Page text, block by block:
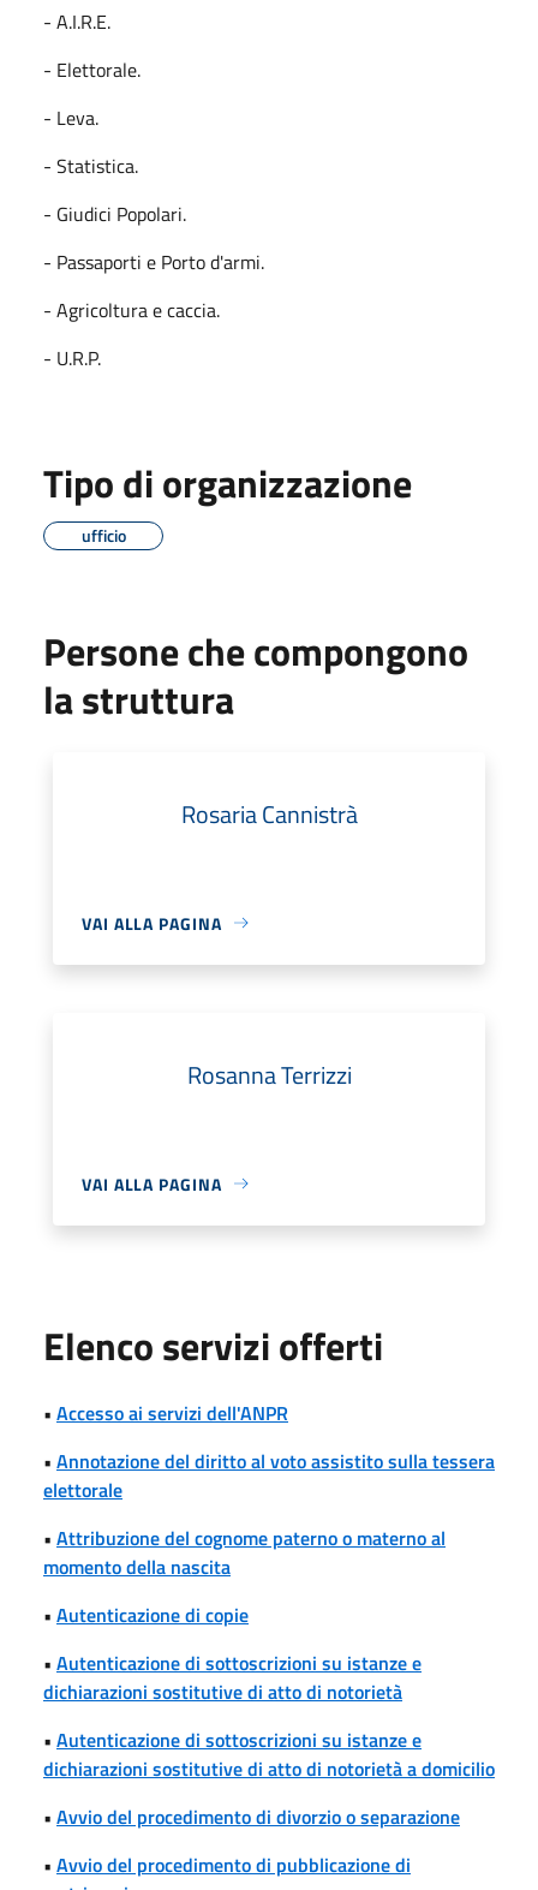
- A.I.R.E.
- Elettorale.
- Leva.
- Statistica.
- Giudici Popolari.
- Passaporti e Porto d'armi.
- Agricoltura e caccia.
- U.R.P.
Tipo di organizzazione
ufficio
Persone che compongono
la struttura
Rosaria Cannistrà
VAI ALLA PAGINA
Rosanna Terrizzi
VAI ALLA PAGINA
Elenco servizi offerti
• Accesso ai servizi dell'ANPR
• Annotazione del diritto al voto assistito sulla tessera
elettorale
• Attribuzione del cognome paterno o materno al
momento della nascita
• Autenticazione di copie
• Autenticazione di sottoscrizioni su istanze e
dichiarazioni sostitutive di atto di notorietà
• Autenticazione di sottoscrizioni su istanze e
dichiarazioni sostitutive di atto di notorietà a domicilio
• Avvio del procedimento di divorzio o separazione
• Avvio del procedimento di pubblicazione di